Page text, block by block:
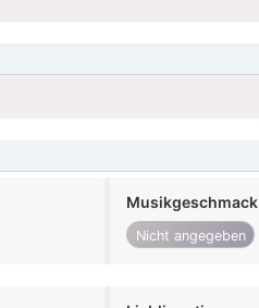
Musikgeschmack
Nicht angegeben